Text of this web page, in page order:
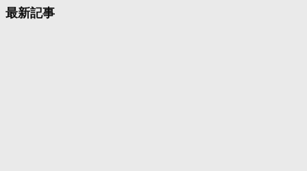
最新記事